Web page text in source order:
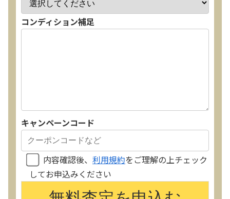
コンディション補足
キャンペーンコード
内容確認後、 利用規約をご理解の上チェック
してお申込みください